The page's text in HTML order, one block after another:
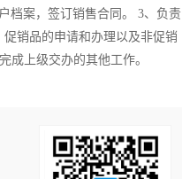
档案，签订销售合同。 3、负责
销品的申请和办理以及非促销
成上级交办的其他工作。